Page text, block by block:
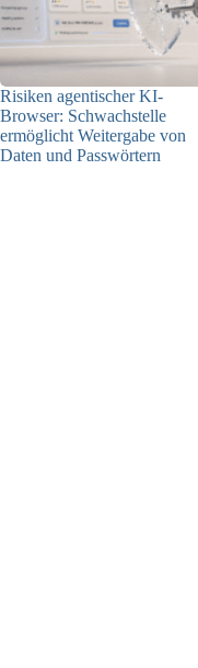
Risiken agentischer KI-
Browser: Schwachstelle
ermöglicht Weitergabe von
Daten und Passwörtern